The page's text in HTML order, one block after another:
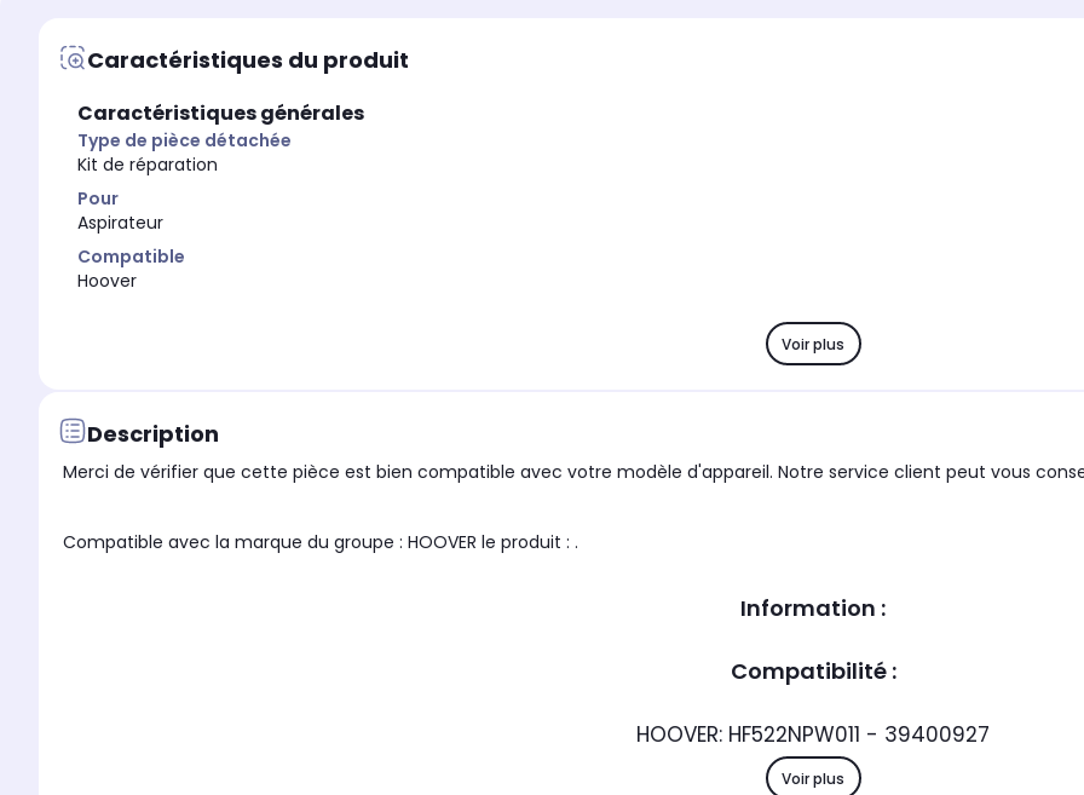
Caractéristiques du produit
Caractéristiques générales
Type de pièce détachée
Kit de réparation
Pour
Aspirateur
Compatible
Hoover
Voir plus
Description
Merci de vérifier que cette pièce est bien compatible avec votre modèle d'appareil. Notre service client peut vous
Compatible avec la marque du groupe : HOOVER le produit : .
Information :
Compatibilité :
HOOVER: HF522NPW011 - 39400927
Voir plus